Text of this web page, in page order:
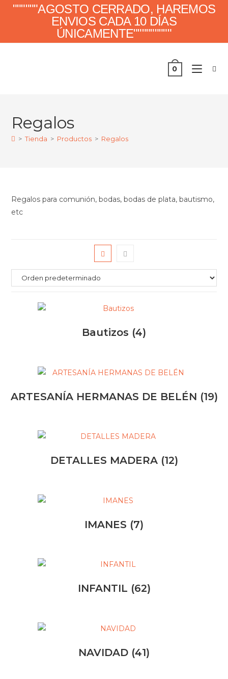
""""""AGOSTO CERRADO, HAREMOS
ENVIOS CADA 10 DÍAS
ÚNICAMENTE"""""""""
0
Regalos
> Tienda > Productos > Regalos
Regalos para comunión, bodas, bodas de plata, bautismo,
etc
Bautizos (4)
ARTESANÍA HERMANAS DE BELÉN (19)
DETALLES MADERA (12)
IMANES (7)
INFANTIL (62)
NAVIDAD (41)